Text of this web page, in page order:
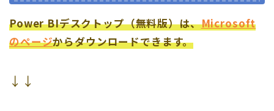
Power BIデスクトップ（無料版）は、Microsoft
のページからダウンロードできます。
↓↓